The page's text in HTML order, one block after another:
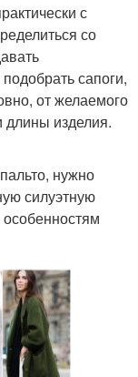
с
со
сапоги,
от желаемого
длины изделия.
нужно
силуэтную
особенностям